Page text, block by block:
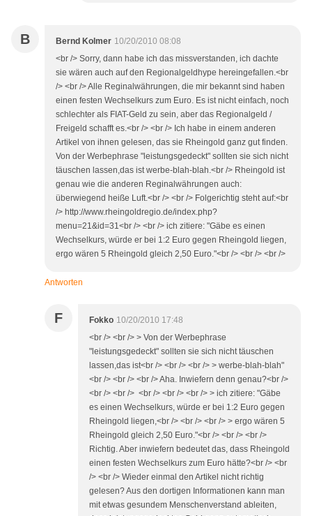
B Bernd Kolmer 10/20/2010 08:08
<br /> Sorry, dann habe ich das missverstanden, ich dachte
sie wären auch auf den Regionalgeldhype hereingefallen.<br
/> <br /> Alle Reginalwährungen, die mir bekannt sind haben
einen festen Wechselkurs zum Euro. Es ist nicht einfach, noch
schlechter als FIAT-Geld zu sein, aber das Regionalgeld /
Freigeld schafft es.<br /> <br /> Ich habe in einem anderen
Artikel von ihnen gelesen, das sie Rheingold ganz gut finden.
Von der Werbephrase "leistungsgedeckt" sollten sie sich nicht
täuschen lassen,das ist werbe-blah-blah.<br /> Rheingold ist
genau wie die anderen Reginalwährungen auch:
überwiegend heiße Luft.<br /> <br /> Folgerichtig steht auf:<br
/> http://www.rheingoldregio.de/index.php?
menu=21&id=31<br /> <br /> ich zitiere: "Gäbe es einen
Wechselkurs, würde er bei 1:2 Euro gegen Rheingold liegen,
ergo wären 5 Rheingold gleich 2,50 Euro."<br /> <br /> <br />
Antworten
F Fokko 10/20/2010 17:48
<br /> <br /> > Von der Werbephrase
"leistungsgedeckt" sollten sie sich nicht täuschen
lassen,das ist<br /> <br /> <br /> > werbe-blah-blah"
<br /> <br /> <br /> Aha. Inwiefern denn genau?<br />
<br /> <br /> <br /> <br /> <br /> > ich zitiere: "Gäbe
es einen Wechselkurs, würde er bei 1:2 Euro gegen
Rheingold liegen,<br /> <br /> <br /> > ergo wären 5
Rheingold gleich 2,50 Euro."<br /> <br /> <br />
Richtig. Aber inwiefern bedeutet das, dass Rheingold
einen festen Wechselkurs zum Euro hätte?<br /> <br
/> <br /> Wieder einmal den Artikel nicht richtig
gelesen? Aus den dortigen Informationen kann man
mit etwas gesundem Menschenverstand ableiten,